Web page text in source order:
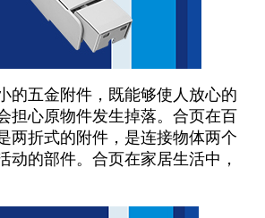
的五金附件，既能够使人放心的
担心原物件发生掉落。合页在百
两折式的附件，是连接物体两个
动的部件。合页在家居生活中，